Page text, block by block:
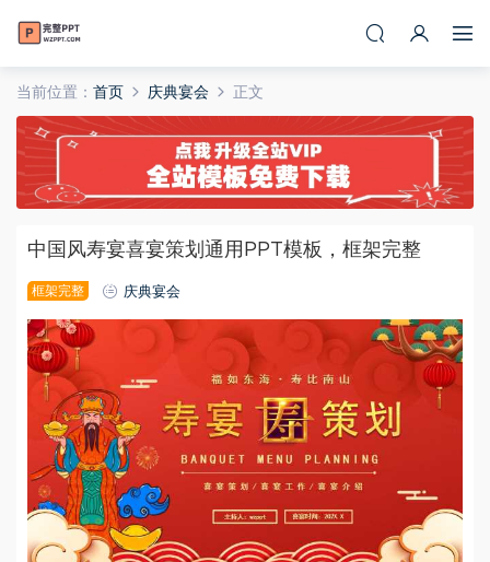
当前位置： 首页 庆典宴会 正文
中国风寿宴喜宴策划通用PPT模板，框架完整
框架完整 庆典宴会